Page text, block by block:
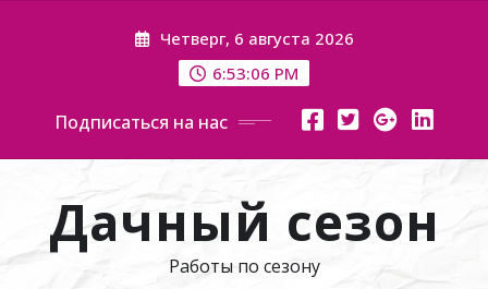
Четверг, 6 августа 2026
6:53:07 PM
Подписаться на нас
Дачный сезон
Работы по сезону